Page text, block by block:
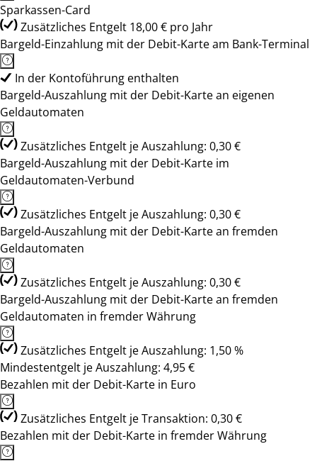
Sparkassen-Card
Zusätzliches Entgelt 18,00 € pro Jahr
Bargeld-Einzahlung mit der Debit-Karte am Bank-Terminal
In der Kontoführung enthalten
Bargeld-Auszahlung mit der Debit-Karte an eigenen
Geldautomaten
Zusätzliches Entgelt je Auszahlung: 0,30 €
Bargeld-Auszahlung mit der Debit-Karte im
Geldautomaten-Verbund
Zusätzliches Entgelt je Auszahlung: 0,30 €
Bargeld-Auszahlung mit der Debit-Karte an fremden
Geldautomaten
Zusätzliches Entgelt je Auszahlung: 0,30 €
Bargeld-Auszahlung mit der Debit-Karte an fremden
Geldautomaten in fremder Währung
Zusätzliches Entgelt je Auszahlung: 1,50 %
Mindestentgelt je Auszahlung: 4,95 €
Bezahlen mit der Debit-Karte in Euro
Zusätzliches Entgelt je Transaktion: 0,30 €
Bezahlen mit der Debit-Karte in fremder Währung